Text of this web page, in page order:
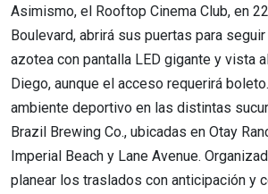
Asimismo, el Rooftop Cinema Club, en
Boulevard, abrirá sus puertas para
azotea con pantalla LED gigante y vista
Diego, aunque el acceso requerirá
ambiente deportivo en las distintas
Brazil Brewing Co., ubicadas en Otay
Imperial Beach y Lane Avenue.
planear los traslados con anticipación y